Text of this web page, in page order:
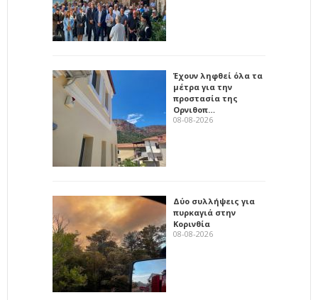
Έχουν ληφθεί όλα τα
μέτρα για την
προστασία της
Ορνιθοπ…
08-08-2026
Δύο συλλήψεις για
πυρκαγιά στην
Κορινθία
08-08-2026